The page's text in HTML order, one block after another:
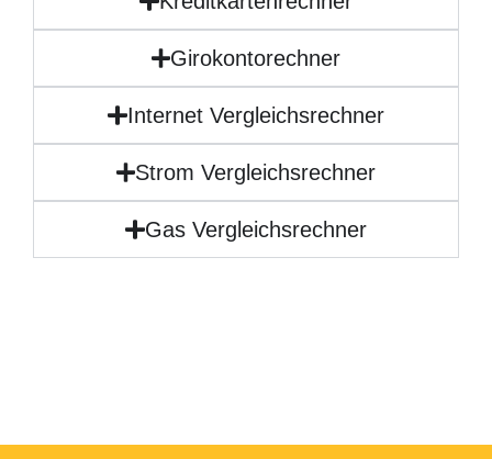
Girokontorechner
Internet Vergleichsrechner
Strom Vergleichsrechner
Gas Vergleichsrechner